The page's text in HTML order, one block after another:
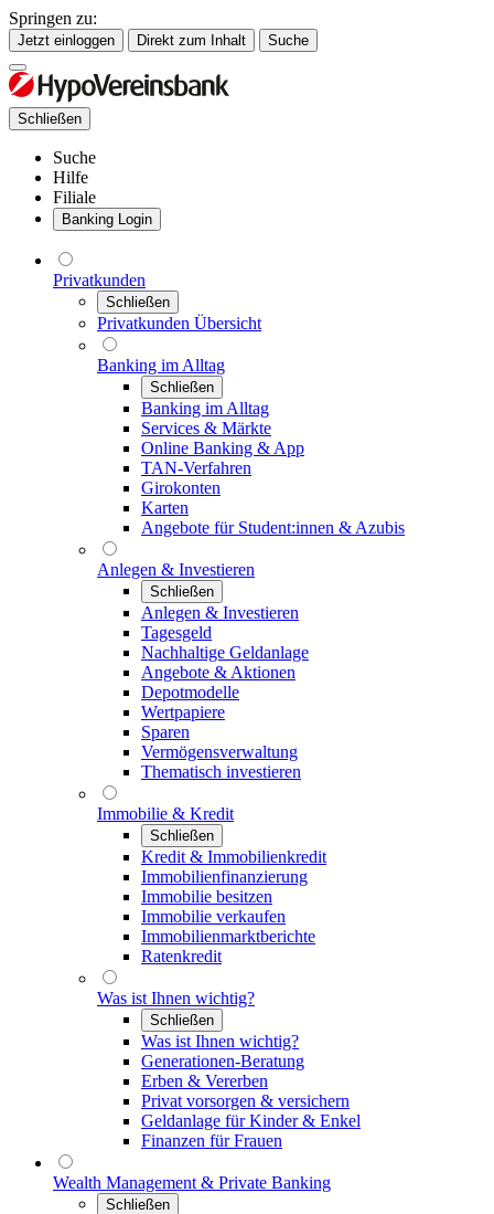
Springen zu:
Jetzt einloggen Direkt zum Inhalt Suche
Schließen
Suche
Hilfe
Filiale
Banking Login
Privatkunden
Schließen
Privatkunden Übersicht
Banking im Alltag
Schließen
Banking im Alltag
Services & Märkte
Online Banking & App
TAN-Verfahren
Girokonten
Karten
Angebote für Student:innen & Azubis
Anlegen & Investieren
Schließen
Anlegen & Investieren
Tagesgeld
Nachhaltige Geldanlage
Angebote & Aktionen
Depotmodelle
Wertpapiere
Sparen
Vermögensverwaltung
Thematisch investieren
Immobilie & Kredit
Schließen
Kredit & Immobilienkredit
Immobilienfinanzierung
Immobilie besitzen
Immobilie verkaufen
Immobilienmarktberichte
Ratenkredit
Was ist Ihnen wichtig?
Schließen
Was ist Ihnen wichtig?
Generationen-Beratung
Erben & Vererben
Privat vorsorgen & versichern
Geldanlage für Kinder & Enkel
Finanzen für Frauen
Wealth Management & Private Banking
Schließen